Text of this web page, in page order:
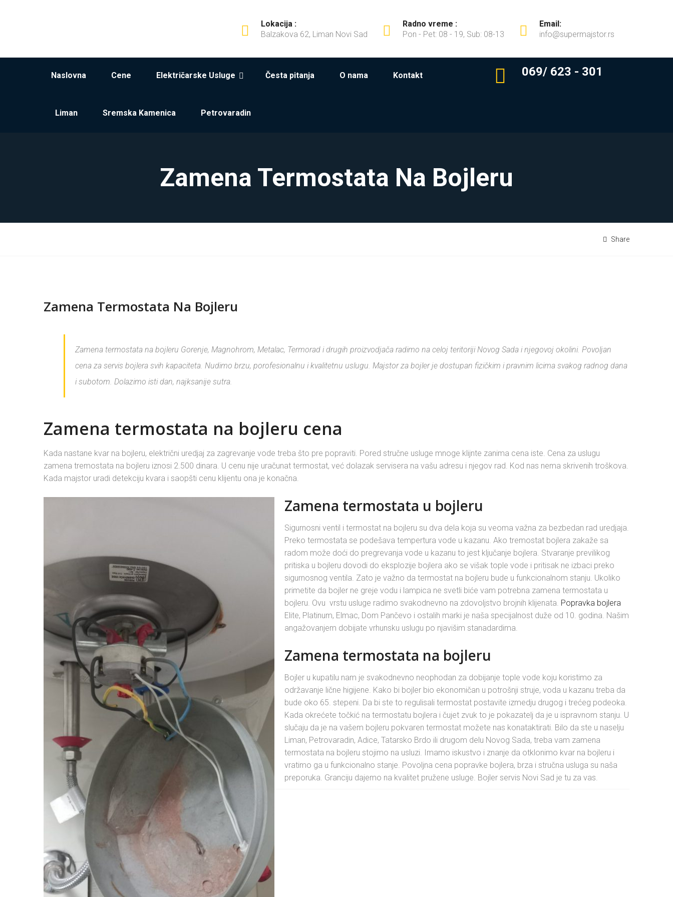
Lokacija :
Balzakova 62, Liman Novi Sad
Radno vreme :
Pon - Pet: 08 - 19, Sub: 08-13
Email:
info@supermajstor.rs
Naslovna Cene Električarske Usluge Česta pitanja O nama Kontakt
Liman Sremska Kamenica Petrovaradin
069/ 623 - 301
Zamena Termostata Na Bojleru
Share
Zamena Termostata Na Bojleru
Zamena termostata na bojleru Gorenje, Magnohrom, Metalac, Termorad i drugih proizvodjača radimo na celoj teritoriji Novog Sada i njegovoj okolini. Povoljan
cena za servis bojlera svih kapaciteta. Nudimo brzu, porofesionalnu i kvalitetnu uslugu. Majstor za bojler je dostupan fizičkim i pravnim licima svakog radnog dana
i subotom. Dolazimo isti dan, najksanije sutra.
Zamena termostata na bojleru cena
Kada nastane kvar na bojleru, električni uredjaj za zagrevanje vode treba što pre popraviti. Pored stručne usluge mnoge klijnte zanima cena iste. Cena za uslugu
zamena tremostata na bojleru iznosi 2.500 dinara. U cenu nije uračunat termostat, već dolazak servisera na vašu adresu i njegov rad. Kod nas nema skrivenih troškova.
Kada majstor uradi detekciju kvara i saopšti cenu klijentu ona je konačna.
Zamena termostata u bojleru
Sigurnosni ventil i termostat na bojleru su dva dela koja su veoma važna za bezbedan rad uredjaja.
Preko termostata se podešava tempertura vode u kazanu. Ako tremostat bojlera zakaže sa
radom može doći do pregrevanja vode u kazanu to jest ključanje bojlera. Stvaranje previlikog
pritiska u bojleru dovodi do eksplozije bojlera ako se višak tople vode i pritisak ne izbaci preko
sigurnosnog ventila. Zato je važno da termostat na bojleru bude u funkcionalnom stanju. Ukoliko
primetite da bojler ne greje vodu i lampica ne svetli biće vam potrebna zamena termostata u
bojleru. Ovu vrstu usluge radimo svakodnevno na zdovoljstvo brojnih klijenata. Popravka bojlera
Elite, Platinum, Elmac, Dom Pančevo i ostalih marki je naša specijalnost duže od 10. godina. Našim
angažovanjem dobijate vrhunsku uslugu po njavišim stanadardima.
Zamena termostata na bojleru
Bojler u kupatilu nam je svakodnevno neophodan za dobijanje tople vode koju koristimo za
održavanje lične higijene. Kako bi bojler bio ekonomičan u potrošnji struje, voda u kazanu treba da
bude oko 65. stepeni. Da bi ste to regulisali termostat postavite izmedju drugog i trećeg podeoka.
Kada okrećete točkić na termostatu bojlera i čujet zvuk to je pokazatelj da je u ispravnom stanju. U
slučaju da je na vašem bojleru pokvaren termostat možete nas konataktirati. Bilo da ste u naselju
Liman, Petrovaradin, Adice, Tatarsko Brdo ili drugom delu Novog Sada, treba vam zamena
termostata na bojleru stojimo na usluzi. Imamo iskustvo i znanje da otklonimo kvar na bojleru i
vratimo ga u funkcionalno stanje. Povoljna cena popravke bojlera, brza i stručna usluga su naša
preporuka. Granciju dajemo na kvalitet pružene usluge. Bojler servis Novi Sad je tu za vas.